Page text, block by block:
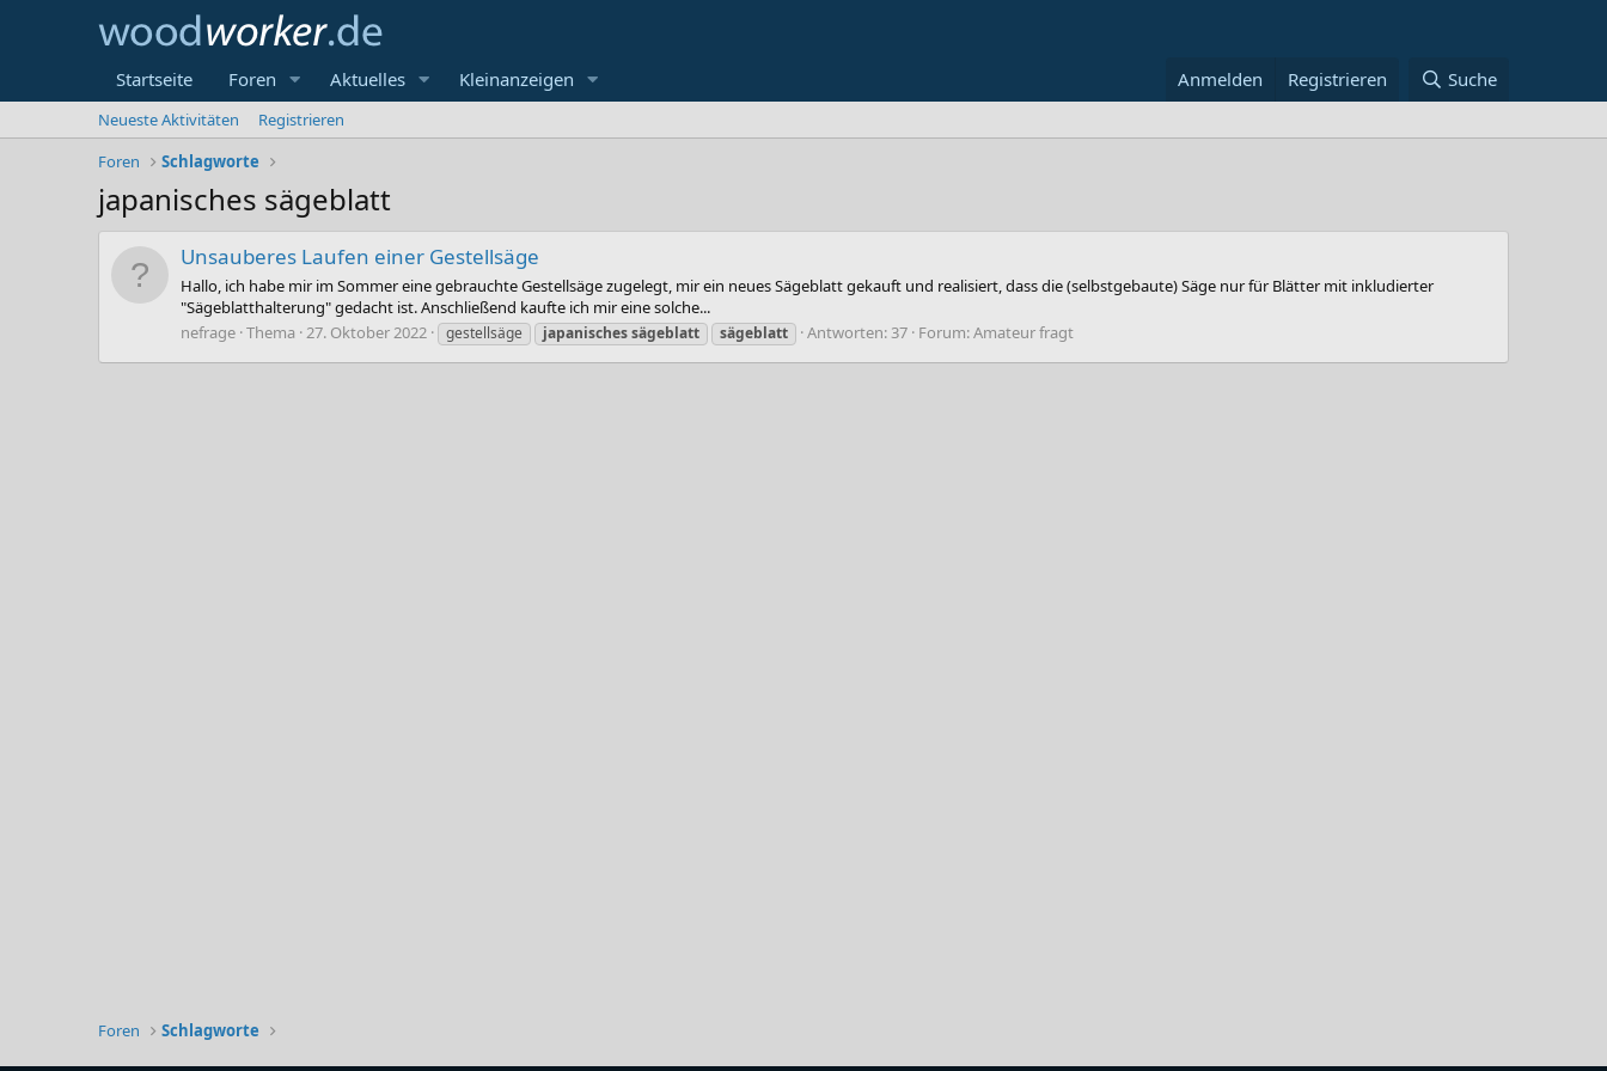
Startseite Foren Aktuelles Kleinanzeigen Anmelden Registrieren Suche
Neueste Aktivitäten
Registrieren
Foren
Schlagworte
japanisches sägeblatt
Unsauberes Laufen einer Gestellsäge
Hallo, ich habe mir im Sommer eine gebrauchte Gestellsäge zugelegt, mir ein neues Sägeblatt gekauft und realisiert, dass die (selbstgebaute) Säge nur für Blätter mit inkludierter
"Sägeblatthalterung" gedacht ist. Anschließend kaufte ich mir eine solche...
nefrage Thema 27. Oktober 2022 gestellsäge japanischessägeblatt sägeblatt Antworten: 37 Forum:Amateur fragt
Foren Schlagworte